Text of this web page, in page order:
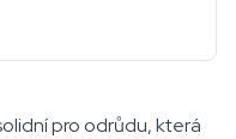
pro odrůdu, která